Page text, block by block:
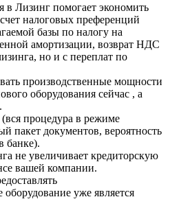
в Лизинг помогает экономить
налоговых преференций
базы по налогу на
амортизации, возврат НДС
но и с переплат по
производственные мощности
оборудования сейчас , а
процедура в режиме
пакет документов, вероятность
банке).
не увеличивает кредиторскую
вашей компании.
оборудование уже является